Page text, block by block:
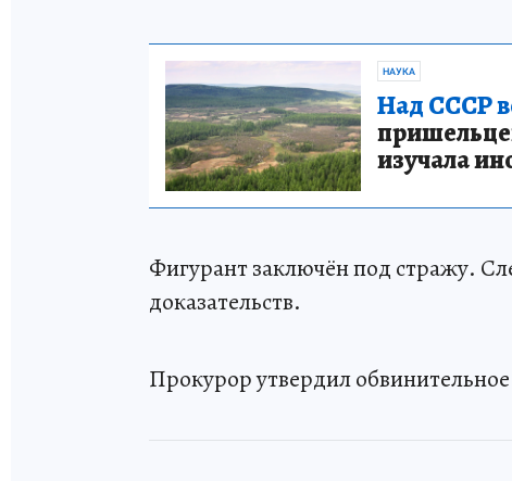
НАУКА
Над СССР
изучала
Фигурант заключён под стражу.
доказательств.
Прокурор утвердил